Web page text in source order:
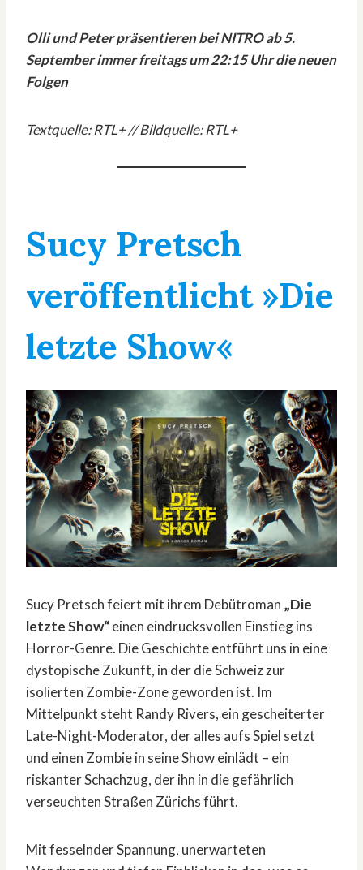
Olli und Peter präsentieren bei NITRO ab 5.
September immer freitags um 22:15 Uhr die neuen
Folgen
Textquelle: RTL+ // Bildquelle: RTL+
Sucy Pretsch
veröffentlicht »Die
letzte Show«
Sucy Pretsch feiert mit ihrem Debütroman „Die
letzte Show“einen eindrucksvollen Einstieg ins
Horror-Genre. Die Geschichte entführt uns in eine
dystopische Zukunft, in der die Schweiz zur
isolierten Zombie-Zone geworden ist. Im
Mittelpunkt steht Randy Rivers, ein gescheiterter
Late-Night-Moderator, der alles aufs Spiel setzt
und einen Zombie in seine Show einlädt – ein
riskanter Schachzug, der ihn in die gefährlich
verseuchten Straßen Zürichs führt.
Mit fesselnder Spannung, unerwarteten